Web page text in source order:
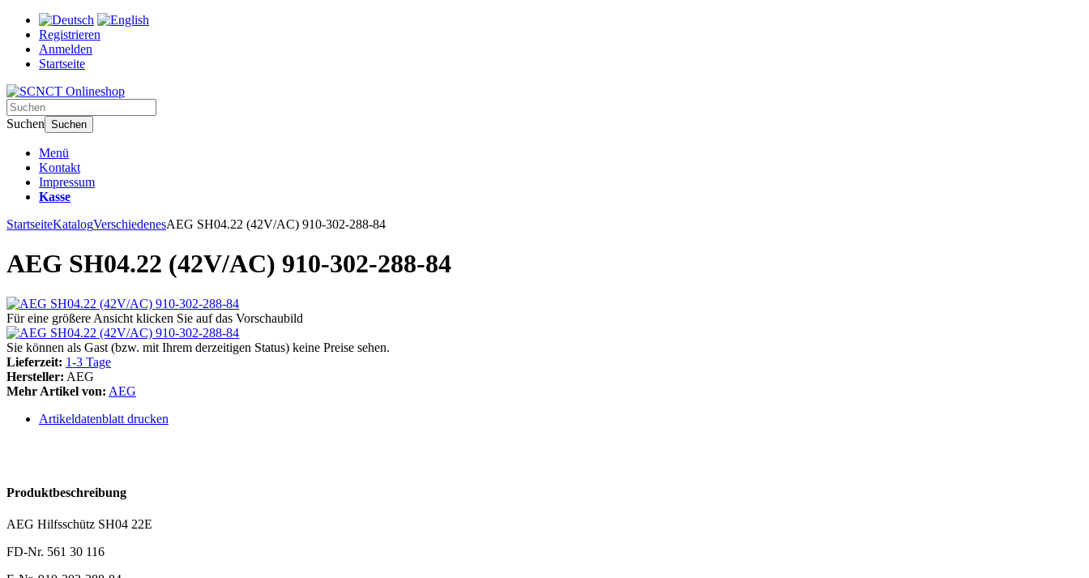
Registrieren
Anmelden
Startseite
Suchen Suchen
Menü
Kontakt
Impressum
Kasse
StartseiteKatalogVerschiedenesAEG SH04.22 (42V/AC) 910-302-288-84
AEG SH04.22 (42V/AC) 910-302-288-84
Für eine größere Ansicht klicken Sie auf das Vorschaubild
Sie können als Gast (bzw. mit Ihrem derzeitigen Status) keine Preise sehen.
Lieferzeit: 1-3 Tage
Hersteller: AEG
Mehr Artikel von: AEG
Artikeldatenblatt drucken
Produktbeschreibung
AEG Hilfsschütz SH04 22E
FD-Nr. 561 30 116